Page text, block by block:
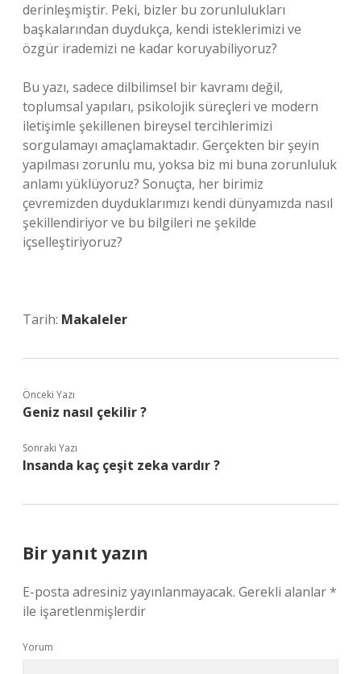
derinleşmiştir. Peki, bizler bu zorunlulukları
başkalarından duydukça, kendi isteklerimizi ve
özgür irademizi ne kadar koruyabiliyoruz?
Bu yazı, sadece dilbilimsel bir kavramı değil,
toplumsal yapıları, psikolojik süreçleri ve modern
iletişimle şekillenen bireysel tercihlerimizi
sorgulamayı amaçlamaktadır. Gerçekten bir şeyin
yapılması zorunlu mu, yoksa biz mi buna zorunluluk
anlamı yüklüyoruz? Sonuçta, her birimiz
çevremizden duyduklarımızı kendi dünyamızda nasıl
şekillendiriyor ve bu bilgileri ne şekilde
içselleştiriyoruz?
Tarih: Makaleler
Önceki Yazı
Geniz nasıl çekilir ?
Sonraki Yazı
Insanda kaç çeşit zeka vardır ?
Bir yanıt yazın
E-posta adresiniz yayınlanmayacak. Gerekli alanlar*
ile işaretlenmişlerdir
Yorum